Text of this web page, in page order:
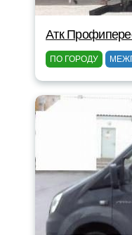
Атк
ПО ГОРОДУ